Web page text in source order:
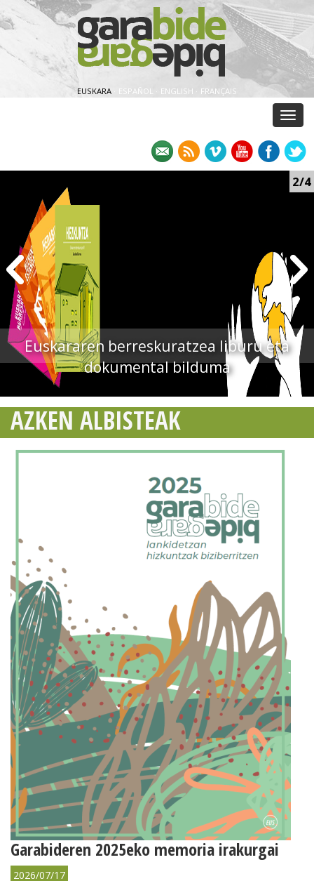
EUSKARA ESPAÑOL · ENGLISH · FRANÇAIS
2/4
Euskararen berreskuratzea liburu eta
dokumental bilduma
AZKEN ALBISTEAK
Garabideren 2025eko memoria irakurgai
2026/07/17